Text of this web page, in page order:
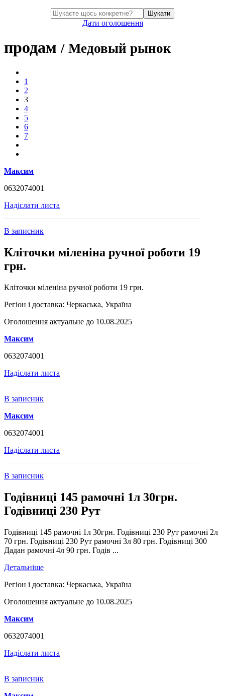
Шукати
Дати оголошення
продам/ Медовый рынок
1
2
3
4
5
6
7
Максим
0632074001
Надіслати листа
В записник
Кліточки міленіна ручної роботи 19
грн.
Кліточки міленіна ручної роботи 19 грн.
Регіон і доставка: Черкаська, Україна
Оголошення актуальне до 10.08.2025
Максим
0632074001
Надіслати листа
В записник
Максим
0632074001
Надіслати листа
В записник
Годівниці 145 рамочні 1л 30грн.
Годівниці 230 Рут
Годівниці 145 рамочні 1л 30грн. Годівниці 230 Рут рамочні 2л
70 грн. Годівниці 230 Рут рамочні 3л 80 грн. Годівниці 300
Дадан рамочні 4л 90 грн. Годів ...
Детальніше
Регіон і доставка: Черкаська, Україна
Оголошення актуальне до 10.08.2025
Максим
0632074001
Надіслати листа
В записник